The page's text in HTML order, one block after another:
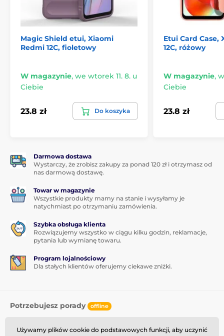
Magic Shield etui, Xiaomi
Redmi 12C, fioletowy
W magazynie, we wtorek 11. 8. u
Ciebie
23.8 zł Do koszyka
Etui Card Case,
12C, różowy
W magazynie,
Ciebie
23.8 zł
Darmowa dostawa
Wystarczy, że zrobisz zakupy za ponad 120 zł i otrzymasz od
nas darmową dostawę.
Towar w magazynie
Wszystkie produkty mamy na stanie i wysyłamy je
natychmiast po otrzymaniu zamówienia.
Szybka obsługa klienta
Rozwiązujemy wszystko w ciągu kilku godzin, reklamacje,
pytania lub wymianę towaru.
Program lojalnościowy
Dla stałych klientów oferujemy ciekawe zniżki.
Potrzebujesz porady offline
Używamy plików cookie do podstawowych funkcji, aby uczynić